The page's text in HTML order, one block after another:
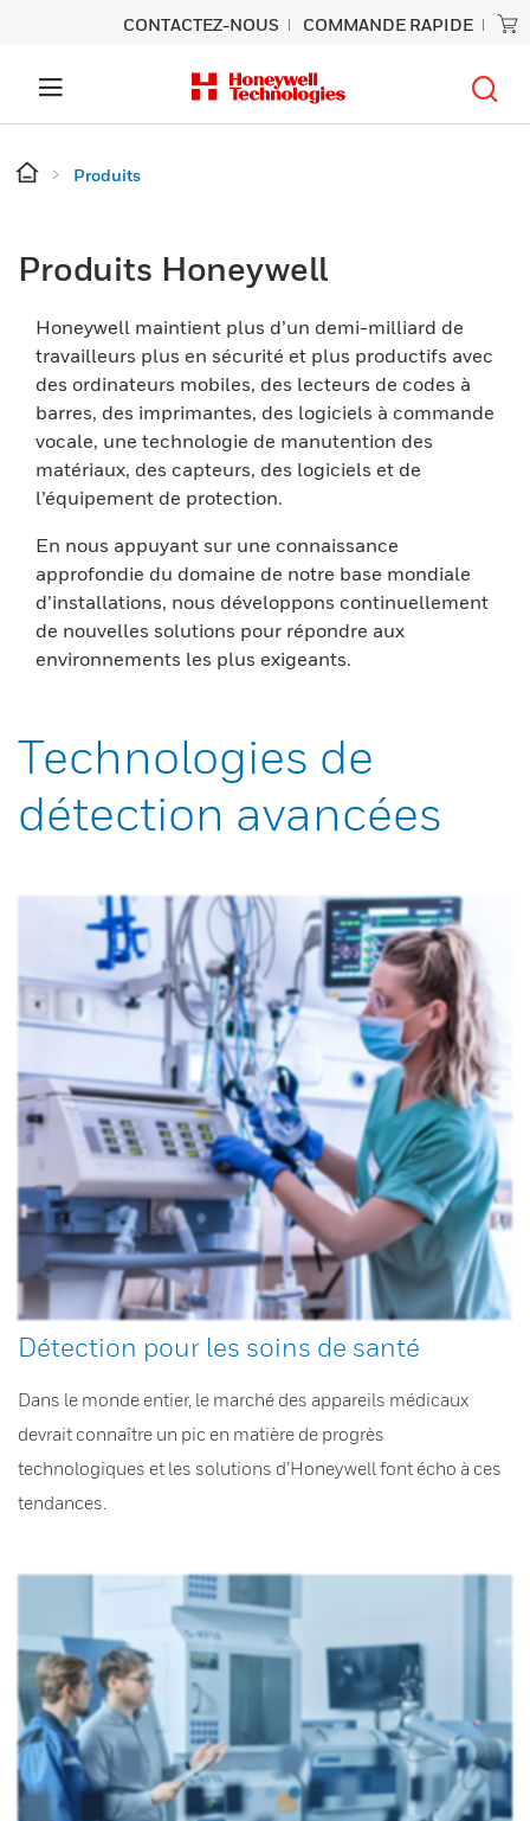
CONTACTEZ-NOUS COMMANDE RAPIDE
Produits
Produits Honeywell
Honeywell maintient plus d’un demi-milliard de
travailleurs plus en sécurité et plus productifs avec
des ordinateurs mobiles, des lecteurs de codes à
barres, des imprimantes, des logiciels à commande
vocale, une technologie de manutention des
matériaux, des capteurs, des logiciels et de
l’équipement de protection.
En nous appuyant sur une connaissance
approfondie du domaine de notre base mondiale
d’installations, nous développons continuellement
de nouvelles solutions pour répondre aux
environnements les plus exigeants.
Technologies de
détection avancées
Détection pour les soins de santé
Dans le monde entier, le marché des appareils médicaux
devrait connaître un pic en matière de progrès
technologiques et les solutions d’Honeywell font écho à ces
tendances.